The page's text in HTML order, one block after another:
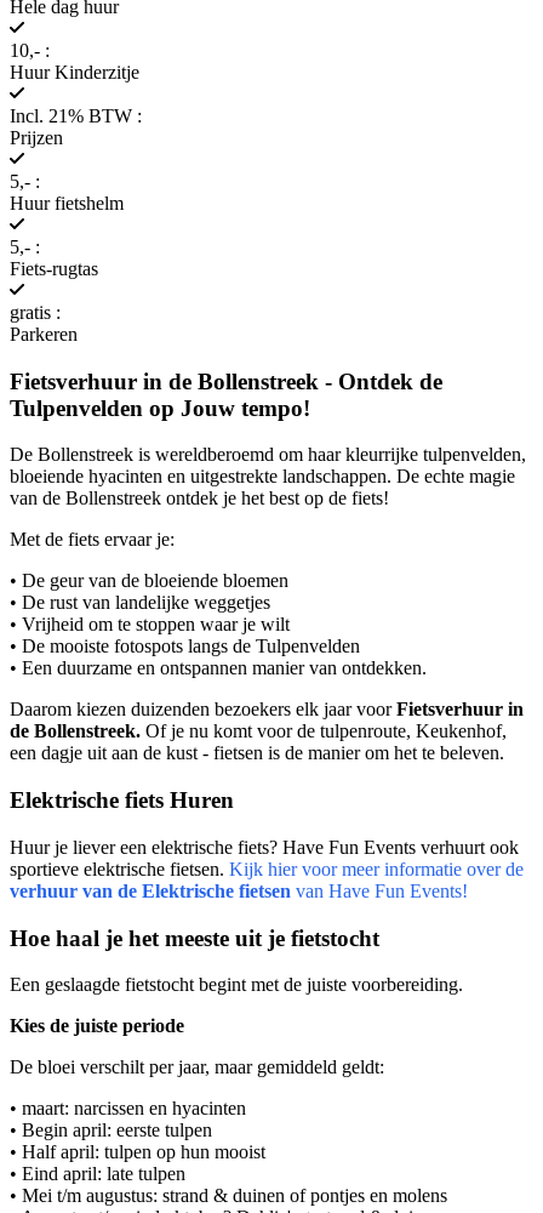
Hele dag huur
10,- :
Huur Kinderzitje
Incl. 21% BTW :
Prijzen
5,- :
Huur fietshelm
5,- :
Fiets-rugtas
gratis :
Parkeren
Fietsverhuur in de Bollenstreek - Ontdek de
Tulpenvelden op Jouw tempo!
De Bollenstreek is wereldberoemd om haar kleurrijke tulpenvelden,
bloeiende hyacinten en uitgestrekte landschappen. De echte magie
van de Bollenstreek ontdek je het best op de fiets!
Met de fiets ervaar je:
• De geur van de bloeiende bloemen
• De rust van landelijke weggetjes
• Vrijheid om te stoppen waar je wilt
• De mooiste fotospots langs de Tulpenvelden
• Een duurzame en ontspannen manier van ontdekken.
Daarom kiezen duizenden bezoekers elk jaar voorFietsverhuur in
de Bollenstreek. Of je nu komt voor de tulpenroute, Keukenhof,
een dagje uit aan de kust - fietsen is de manier om het te beleven.
Elektrische fiets Huren
Huur je liever een elektrische fiets? Have Fun Events verhuurt ook
sportieve elektrische fietsen. Kijk hier voor meer informatie over de
verhuur van de Elektrische fietsen van Have Fun Events!
Hoe haal je het meeste uit je fietstocht
Een geslaagde fietstocht begint met de juiste voorbereiding.
Kies de juiste periode
De bloei verschilt per jaar, maar gemiddeld geldt:
• maart: narcissen en hyacinten
• Begin april: eerste tulpen
• Half april: tulpen op hun mooist
• Eind april: late tulpen
• Mei t/m augustus: strand & duinen of pontjes en molens